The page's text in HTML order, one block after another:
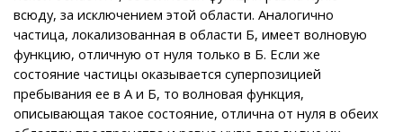
всюду, за исключением этой области. Аналогично
частица, локализованная в области Б, имеет волновую
функцию, отличную от нуля только в Б. Если же
состояние частицы оказывается суперпозицией
пребывания ее в А и Б, то волновая функция,
описывающая такое состояние, отлична от нуля в обеих